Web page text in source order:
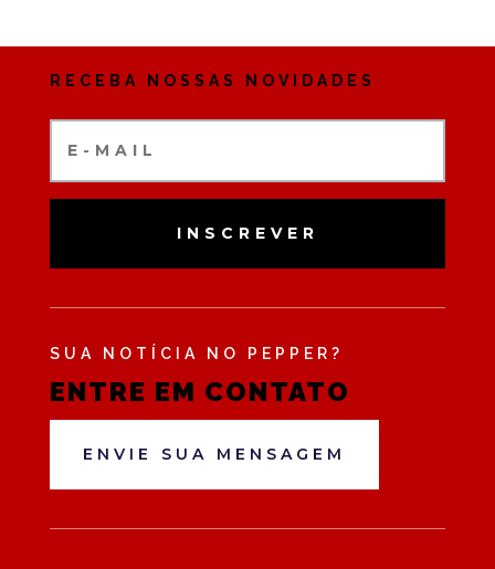
RECEBA NOSSAS NOVIDADES
INSCREVER
SUA NOTÍCIA NO PEPPER?
ENTRE EM CONTATO
ENVIE SUA MENSAGEM